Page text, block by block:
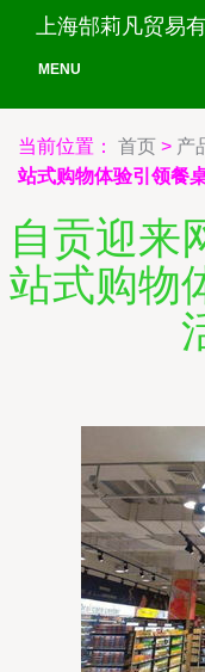
上海郜莉凡贸易
MENU
当前位置： 首页 > 产
站式购物体验引领餐
自贡迎来
站式购物